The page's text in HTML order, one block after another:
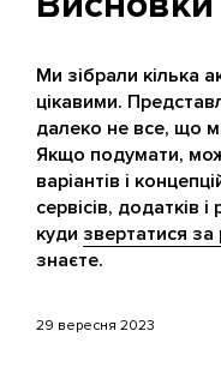
Ми зібрали кілька
цікавими.
далеко не все, що
Якщо подумати,
варіантів і
сервісів, додатків
куди звертатися
знаєте.
29 вересня 2023